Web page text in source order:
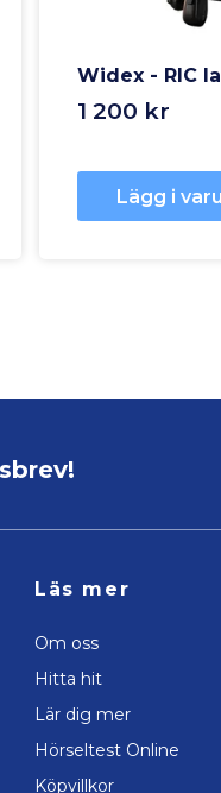
Widex - RIC
1 200 kr
Lägg i
Läs mer
Om oss
Hitta hit
Lär dig mer
Hörseltest Online
Köpvillkor